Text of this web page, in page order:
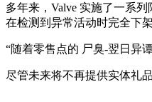
多年来，Valve 实施了一系
在检测到异常活动时完全下
“随着零售点的 尸臭-翌日异
尽管未来将不再提供实体礼